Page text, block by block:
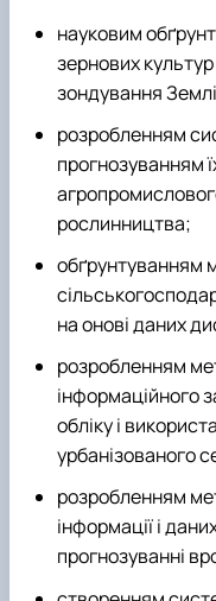
науковим
зернових
зондування
розробленням
прогнозуванням
рослинництва;
обґрунтуванням
на онові даних
розробленням
інформаційного
обліку і
урбанізованого
розробленням
інформації і
прогнозуванні